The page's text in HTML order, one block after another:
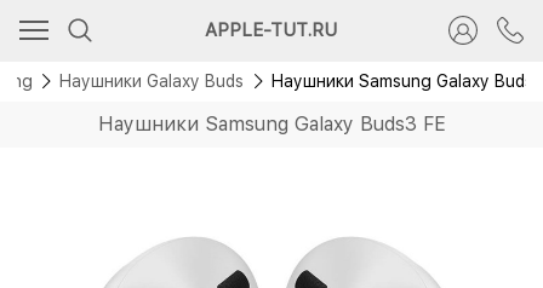
APPLE-TUT.RU
Наушники Galaxy Buds Наушники Samsung Galaxy
Наушники Samsung Galaxy Buds3 FE
Скидка 500 руб.
Новинка